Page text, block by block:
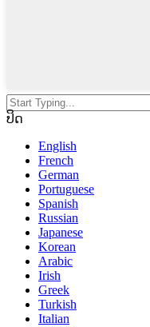
ປິດ
English
French
German
Portuguese
Spanish
Russian
Japanese
Korean
Arabic
Irish
Greek
Turkish
Italian